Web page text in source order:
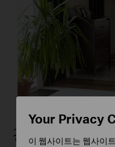
경보와 알림
Your Privacy
이 웹사이트는 웹사이